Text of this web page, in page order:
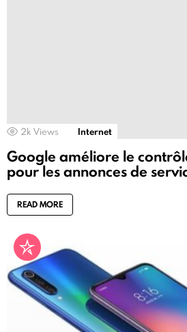
2k Views Internet
Google améliore le
pour les annonces de
READ MORE